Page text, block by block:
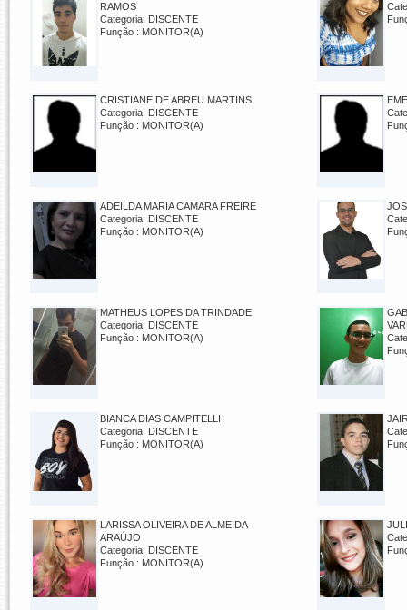
RAMOS
Categoria: DISCENTE
Função : MONITOR(A)
CRISTIANE DE ABREU MARTINS
Categoria: DISCENTE
Função : MONITOR(A)
ADEILDA MARIA CAMARA FREIRE
Categoria: DISCENTE
Função : MONITOR(A)
MATHEUS LOPES DA TRINDADE
Categoria: DISCENTE
Função : MONITOR(A)
BIANCA DIAS CAMPITELLI
Categoria: DISCENTE
Função : MONITOR(A)
LARISSA OLIVEIRA DE ALMEIDA
ARAÚJO
Categoria: DISCENTE
Função : MONITOR(A)